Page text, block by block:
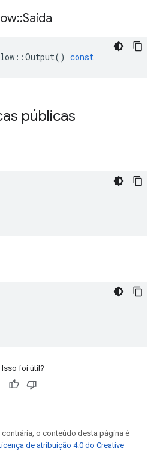
::Saída
::Output() const
públicas
Isso foi útil?
o conteúdo desta página é
de atribuição 4.0 do Creative